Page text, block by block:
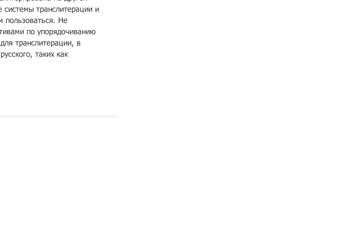
транслитерации и
пользоваться. Не
по упорядочиванию
транслитерации, в
таких как